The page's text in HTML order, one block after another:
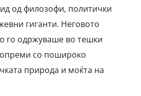
од филозофи, политички
гиганти. Неговото
го одржуваше во тешки
со пошироко
природа и моќта на